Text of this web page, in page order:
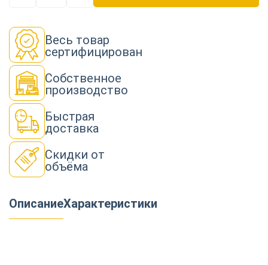
Весь товар
сертифицирован
Собственное
производство
Быстрая
доставка
Скидки от
объёма
ОписаниеХарактеристики